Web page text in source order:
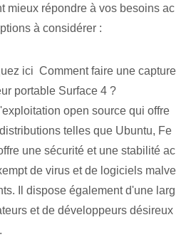
mieux répondre à vos besoins ac
à considérer :
ici Comment faire une capture
portable Surface 4 ?
open source ⁤qui offre
telles que Ubuntu, Fe
une sécurité et une stabilité ac
de virus et de logiciels malve
Il dispose également d'une larg
et de développeurs désireux
.